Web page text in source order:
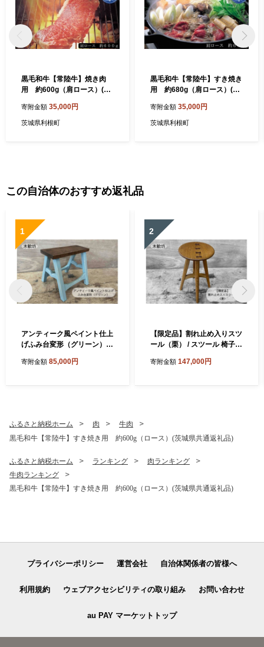
黒毛和牛【常陸牛】焼き肉
用 約600g（肩ロース）(茨
寄附金額 35,000円
茨城県利根町
黒毛和牛【常陸牛】すき焼き
用 約680g（肩ロース）(茨
寄附金額 35,000円
茨城県利根町
この自治体のおすすめ返礼品
1
アンティーク風ペイント仕上
げふみ台変形（グリーン） /
製 木工品 家具
寄附金額 85,000円
2
【限定品】割れ止め入りスツ
ール（栗） / スツール 椅子
寄附金額 147,000円
ふるさと納税ホーム 肉
牛肉
黒毛和牛【常陸牛】すき焼き用 約600g（ロース）(茨城県共通返礼品)
ふるさと納税ホーム ランキング
肉ランキング
牛肉ランキング
黒毛和牛【常陸牛】すき焼き用 約600g（ロース）(茨城県共通返礼品)
プライバシーポリシー 運営会社 自治体関係者の皆様へ
利用規約 ウェブアクセシビリティの取り組み お問い合わせ
au PAY マーケットトップ